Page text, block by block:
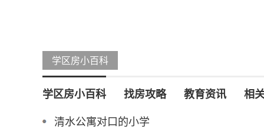
学区房小百科
学区房小百科 找房攻略 教育资讯 相
清水公寓对口的小学